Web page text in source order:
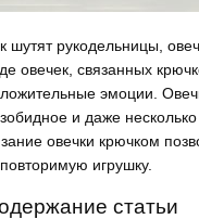
шутят рукодельницы,
овечек, связанных
эмоции.
и даже
овечки крючком
игрушку.
статьи